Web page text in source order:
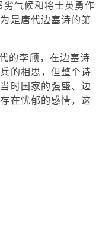
劣气候和将士英勇作
是唐代边塞诗的第
的李颀，在边塞诗
的相思，但整个诗
时国家的强盛、边
在忧郁的感情，这